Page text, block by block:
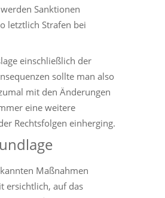
Sanktionen
letztlich Strafen bei
einschließlich der
sollte man also
mit den Änderungen
eine weitere
Rechtsfolgen einherging.
Maßnahmen
ersichtlich, auf das